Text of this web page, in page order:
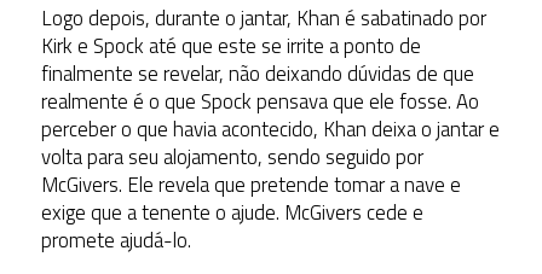
Logo depois, durante o jantar, Khan é sabatinado por
Kirk e Spock até que este se irrite a ponto de
finalmente se revelar, não deixando dúvidas de que
realmente é o que Spock pensava que ele fosse. Ao
perceber o que havia acontecido, Khan deixa o jantar e
volta para seu alojamento, sendo seguido por
McGivers. Ele revela que pretende tomar a nave e
exige que a tenente o ajude. McGivers cede e
promete ajudá-lo.